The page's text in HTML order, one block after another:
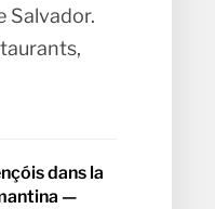
Salvador.
dans la
—